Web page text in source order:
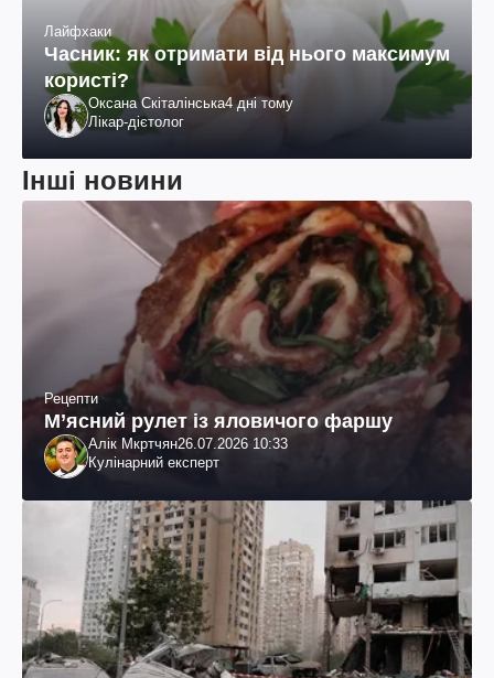
Лайфхаки
Часник: як отримати від нього максимум
користі?
Оксана Скіталінська4 дні тому
Лікар-дієтолог
Інші новини
Рецепти
М’ясний рулет із яловичого фаршу
Алік Мкртчян26.07.2026 10:33
Кулінарний експерт